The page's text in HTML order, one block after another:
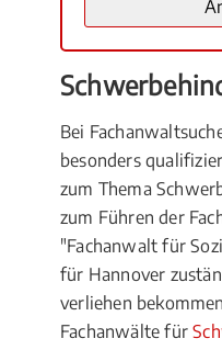
Bei
besonders
zum Thema
zum Führen der
"Fachanwalt für
für Hannover
verliehen
Fachanwälte für